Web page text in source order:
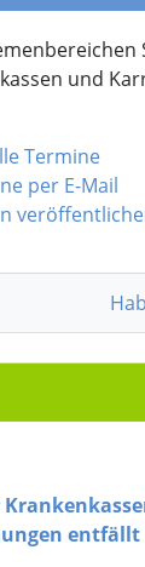
und
Termine
per E-Mail
entfällt